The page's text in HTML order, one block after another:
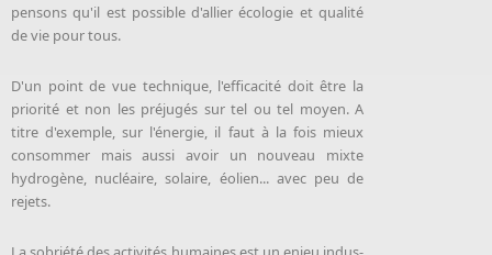
pen­sons qu'il est pos­sible d'allier éco­lo­gie et qua­li­té
de vie pour tous.
D'un point de vue tech­nique, l'ef­fi­ca­ci­té doit être la
prio­ri­té et non les pré­ju­gés sur tel ou tel moyen. A
titre d'exemple, sur l'éner­gie, il fau­t à la fois mieux
consommer mais aus­si avoir un nou­veau mixte
hydrogène, nucléaire, solaire, éolien... avec peu de
rejets.